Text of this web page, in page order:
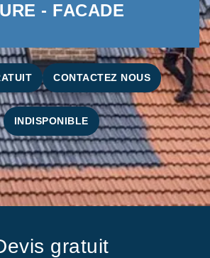
- FACADE
CONTACTEZ NOUS
INDISPONIBLE
gratuit